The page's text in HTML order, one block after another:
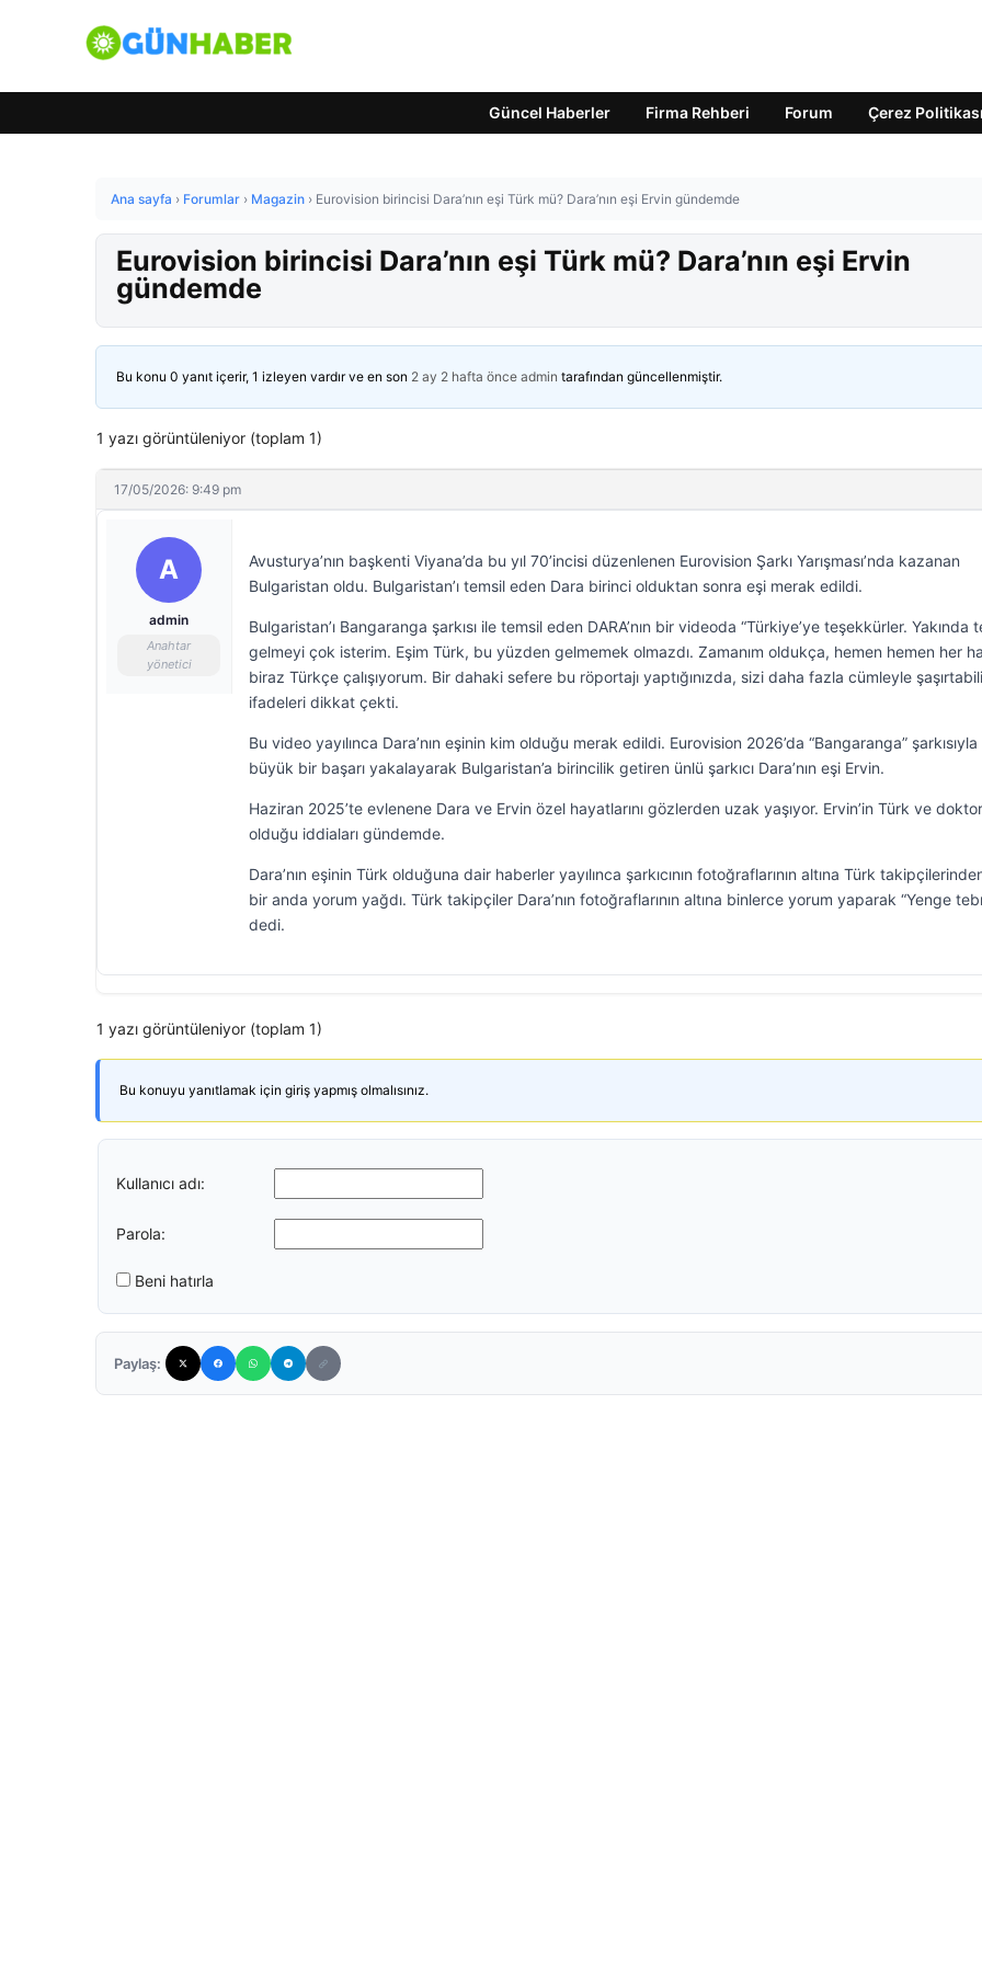
Güncel Haberler Firma Rehberi Forum Çerez Politikası
Ana sayfa › Forumlar › Magazin › Eurovision birincisi Dara’nın eşi Türk mü? Dara’nın eşi Ervin gündemde
Eurovision birincisi Dara’nın eşi Türk mü? Dara’nın eşi Ervin
gündemde
Bu konu 0 yanıt içerir, 1 izleyen vardır ve en son 2 ay 2 hafta önce admin tarafından güncellenmiştir.
1 yazı görüntüleniyor (toplam 1)
17/05/2026: 9:49 pm
A
admin
Anahtar
yönetici
Avusturya’nın başkenti Viyana’da bu yıl 70’incisi düzenlenen Eurovision Şarkı Yarışması’nda kazanan
Bulgaristan oldu. Bulgaristan’ı temsil eden Dara birinci olduktan sonra eşi merak edildi.
Bulgaristan’ı Bangaranga şarkısı ile temsil eden DARA’nın bir videoda “Türkiye’ye teşekkürler. Yakında
gelmeyi çok isterim. Eşim Türk, bu yüzden gelmemek olmazdı. Zamanım oldukça, hemen hemen her
biraz Türkçe çalışıyorum. Bir dahaki sefere bu röportajı yaptığınızda, sizi daha fazla cümleyle
ifadeleri dikkat çekti.
Bu video yayılınca Dara’nın eşinin kim olduğu merak edildi. Eurovision 2026’da “Bangaranga” şarkısıyla
büyük bir başarı yakalayarak Bulgaristan’a birincilik getiren ünlü şarkıcı Dara’nın eşi Ervin.
Haziran 2025’te evlenene Dara ve Ervin özel hayatlarını gözlerden uzak yaşıyor. Ervin’in Türk ve doktor
olduğu iddiaları gündemde.
Dara’nın eşinin Türk olduğuna dair haberler yayılınca şarkıcının fotoğraflarının altına Türk
bir anda yorum yağdı. Türk takipçiler Dara’nın fotoğraflarının altına binlerce yorum yaparak “Yenge
dedi.
1 yazı görüntüleniyor (toplam 1)
Bu konuyu yanıtlamak için giriş yapmış olmalısınız.
Kullanıcı adı:
Parola:
Beni hatırla
Paylaş: